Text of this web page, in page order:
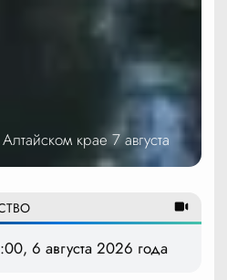
крае 7 августа
6 августа 2026 года